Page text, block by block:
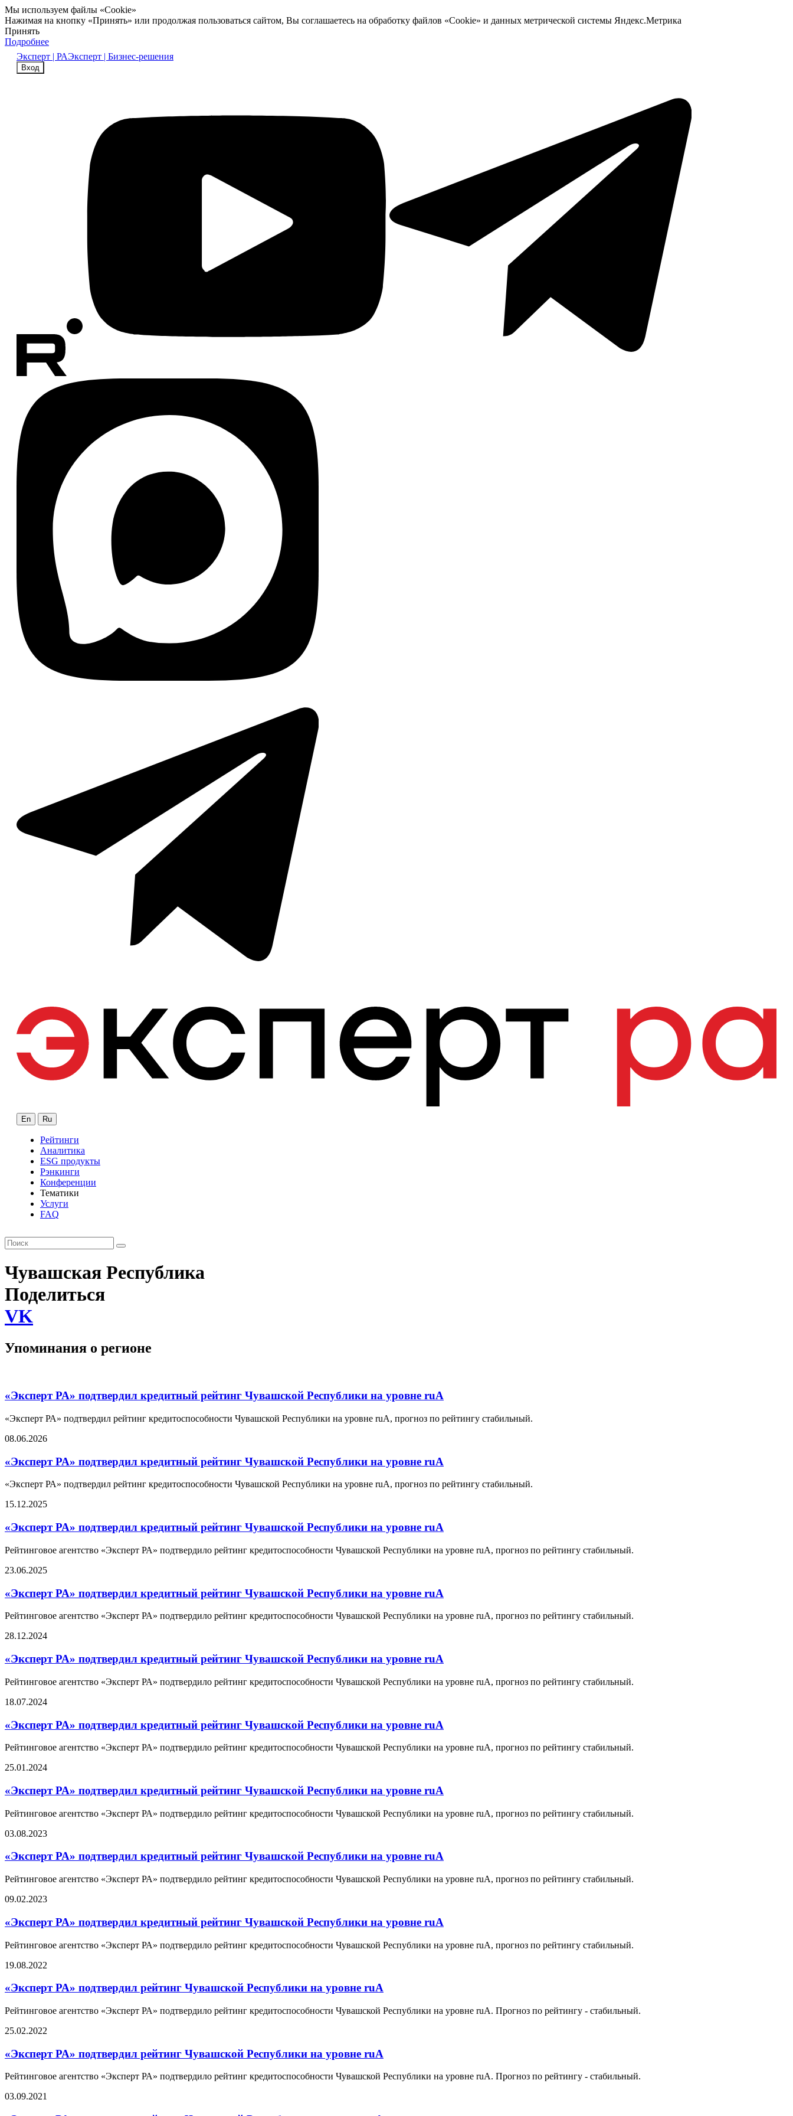
Мы используем файлы «Cookie»
Нажимая на кнопку «Принять» или продолжая пользоваться сайтом, Вы соглашаетесь на обработку файлов «Cookie» и данных метрической системы Яндекс.Метрика
Принять
Подробнее
Эксперт | РАЭксперт | Бизнес-решения
Вход
En Ru
Рейтинги
Аналитика
ESG продукты
Рэнкинги
Конференции
Тематики
Услуги
FAQ
Чувашская Республика
Поделиться
VK
Упоминания о регионе
«Эксперт РА» подтвердил кредитный рейтинг Чувашской Республики на уровне ruА
«Эксперт РА» подтвердил рейтинг кредитоспособности Чувашской Республики на уровне ruА, прогноз по рейтингу стабильный.
08.06.2026
«Эксперт РА» подтвердил кредитный рейтинг Чувашской Республики на уровне ruА
«Эксперт РА» подтвердил рейтинг кредитоспособности Чувашской Республики на уровне ruА, прогноз по рейтингу стабильный.
15.12.2025
«Эксперт РА» подтвердил кредитный рейтинг Чувашской Республики на уровне ruА
Рейтинговое агентство «Эксперт РА» подтвердило рейтинг кредитоспособности Чувашской Республики на уровне ruА, прогноз по рейтингу стабильный.
23.06.2025
«Эксперт РА» подтвердил кредитный рейтинг Чувашской Республики на уровне ruА
Рейтинговое агентство «Эксперт РА» подтвердило рейтинг кредитоспособности Чувашской Республики на уровне ruА, прогноз по рейтингу стабильный.
28.12.2024
«Эксперт РА» подтвердил кредитный рейтинг Чувашской Республики на уровне ruА
Рейтинговое агентство «Эксперт РА» подтвердило рейтинг кредитоспособности Чувашской Республики на уровне ruА, прогноз по рейтингу стабильный.
18.07.2024
«Эксперт РА» подтвердил кредитный рейтинг Чувашской Республики на уровне ruА
Рейтинговое агентство «Эксперт РА» подтвердило рейтинг кредитоспособности Чувашской Республики на уровне ruА, прогноз по рейтингу стабильный.
25.01.2024
«Эксперт РА» подтвердил кредитный рейтинг Чувашской Республики на уровне ruA
Рейтинговое агентство «Эксперт РА» подтвердило рейтинг кредитоспособности Чувашской Республики на уровне ruA, прогноз по рейтингу стабильный.
03.08.2023
«Эксперт РА» подтвердил кредитный рейтинг Чувашской Республики на уровне ruA
Рейтинговое агентство «Эксперт РА» подтвердило рейтинг кредитоспособности Чувашской Республики на уровне ruA, прогноз по рейтингу стабильный.
09.02.2023
«Эксперт РА» подтвердил кредитный рейтинг Чувашской Республики на уровне ruА
Рейтинговое агентство «Эксперт РА» подтвердило рейтинг кредитоспособности Чувашской Республики на уровне ruА, прогноз по рейтингу стабильный.
19.08.2022
«Эксперт РА» подтвердил рейтинг Чувашской Республики на уровне ruА
Рейтинговое агентство «Эксперт РА» подтвердило рейтинг кредитоспособности Чувашской Республики на уровне ruА. Прогноз по рейтингу - стабильный.
25.02.2022
«Эксперт РА» подтвердил рейтинг Чувашской Республики на уровне ruА
Рейтинговое агентство «Эксперт РА» подтвердило рейтинг кредитоспособности Чувашской Республики на уровне ruА. Прогноз по рейтингу - стабильный.
03.09.2021